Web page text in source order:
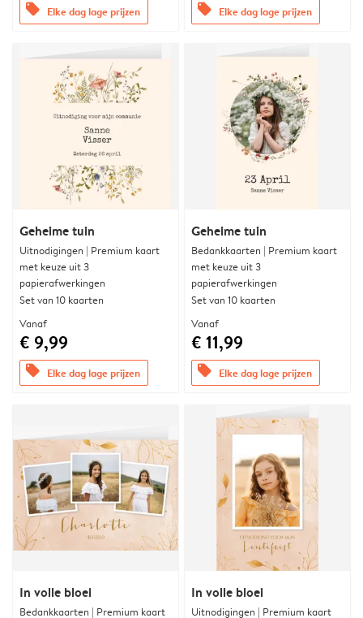
offers Elke dag lage prijzen offers Elke dag lage prijzen
Geheime tuin
Uitnodigingen | Premium kaart
met keuze uit 3
papierafwerkingen
Set van 10 kaarten
Vanaf
€ 9,99
offers Elke dag lage prijzen
Geheime tuin
Bedankkaarten | Premium kaart
met keuze uit 3
papierafwerkingen
Set van 10 kaarten
Vanaf
€ 11,99
offers Elke dag lage prijzen
In volle bloei
Bedankkaarten | Premium kaart
In volle bloei
Uitnodigingen | Premium kaart